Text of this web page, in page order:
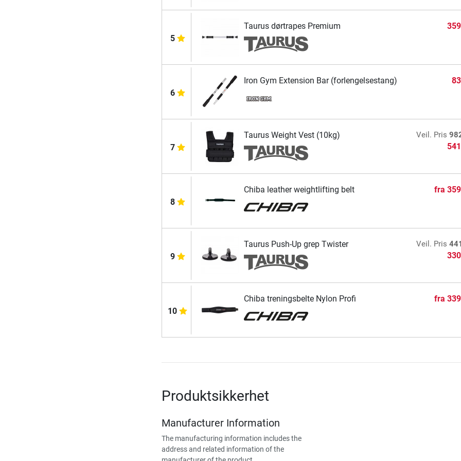
5
Taurus dørtrapes Premium
6
Iron Gym Extension Bar (forlengelsestang)
7
Taurus Weight Vest (10kg) Veil. Pris
8
Chiba leather weightlifting belt fra
9
Taurus Push-Up grep Twister Veil. Pris
10
Chiba treningsbelte Nylon Profi fra
Produktsikkerhet
Manufacturer Information
The manufacturing information includes the
address and related information of the